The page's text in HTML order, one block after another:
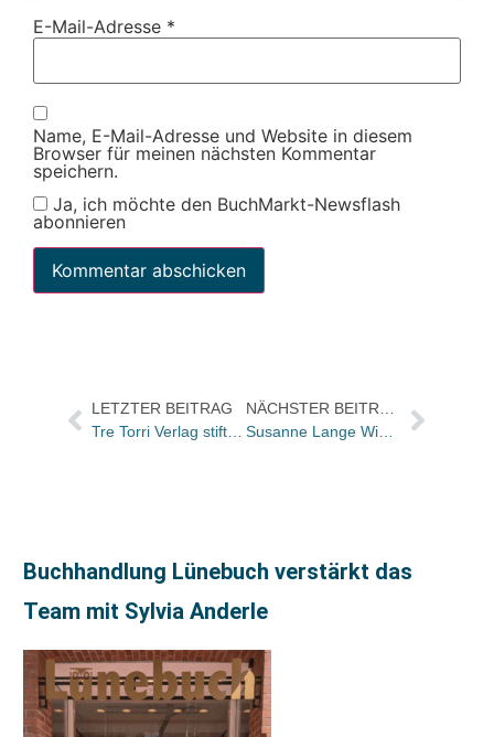
E-Mail-Adresse *
Name, E-Mail-Adresse und Website in diesem
Browser für meinen nächsten Kommentar
speichern.
Ja, ich möchte den BuchMarkt-Newsflash
abonnieren
LETZTER BEITRAG
Tre Torri Verlag stiftet Deutschen Kulturpreis der Getränkewirtschaft
Buchhandlung Lünebuch verstärkt das
Team mit Sylvia Anderle